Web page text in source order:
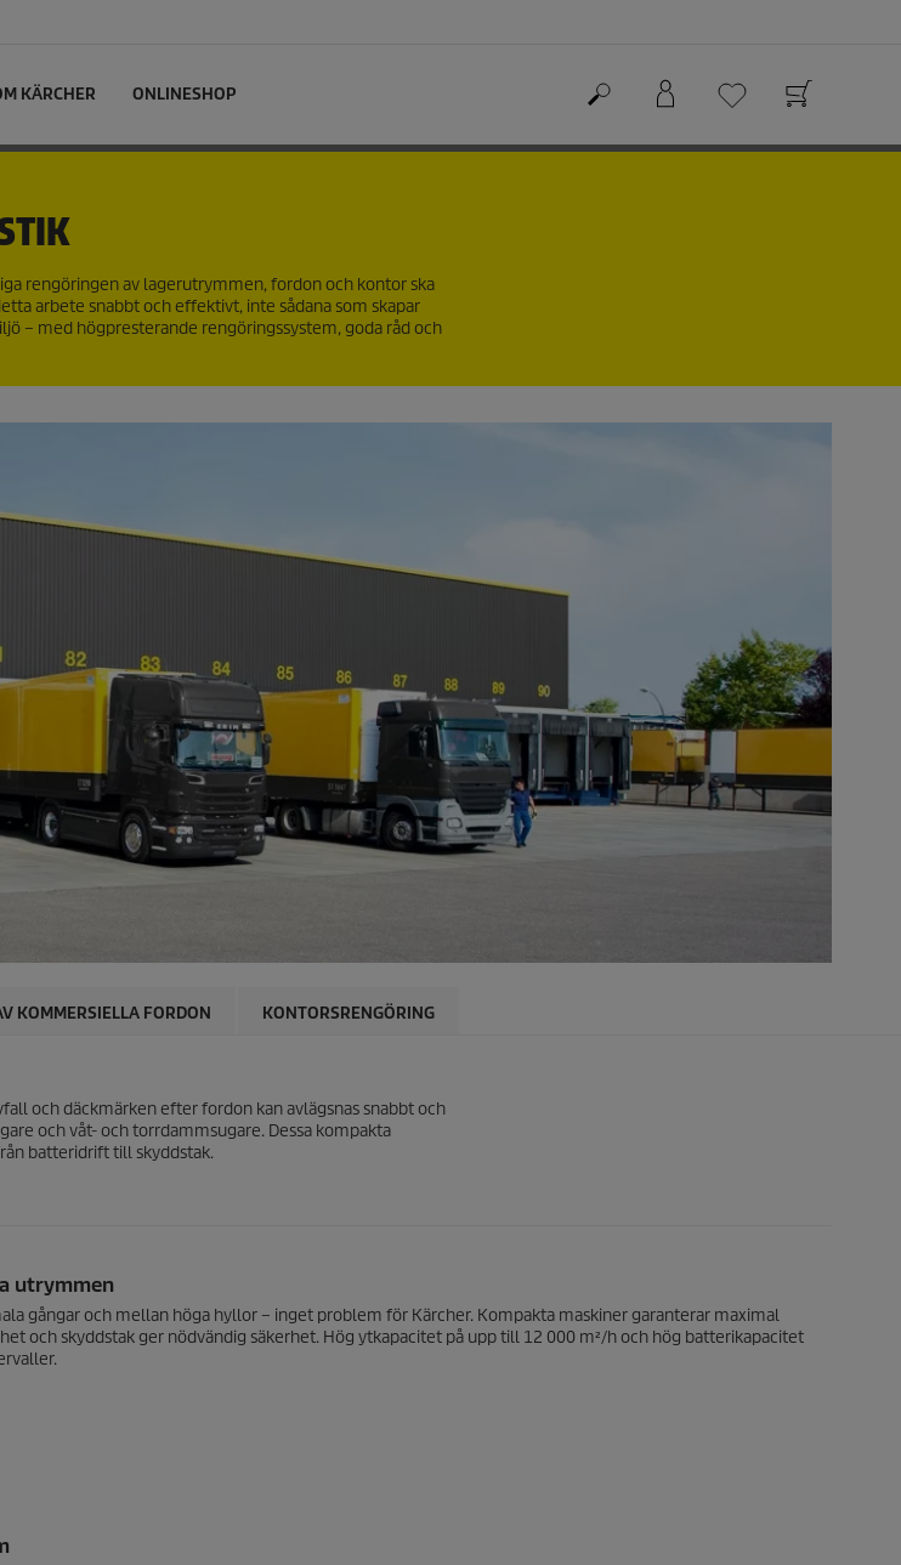
KÄRCHER ONLINESHOP
rengöringen av lagerutrymmen, fordon och kontor ska
arbete snabbt och effektivt, inte sådana som skapar
– med högpresterande rengöringssystem, goda råd och
KOMMERSIELLA FORDON KONTORSRENGÖRING
och däckmärken efter fordon kan avlägsnas snabbt och
och våt- och torrdammsugare. Dessa kompakta
batteridrift till skyddstak.
utrymmen
gångar och mellan höga hyllor – inget problem för Kärcher. Kompakta maskiner garanterar maximal
och skyddstak ger nödvändig säkerhet. Hög ytkapacitet på upp till 12 000 m²/h och hög batterikapacitet